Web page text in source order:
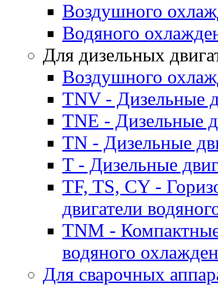
Воздушного
Водяного
Для дизельных
Воздушного
TNV - Дизельные
TNE - Дизельные
TN - Дизельные
T - Дизельные
TF, TS, CY -
двигатели
TNM -
водяного
Для сварочных